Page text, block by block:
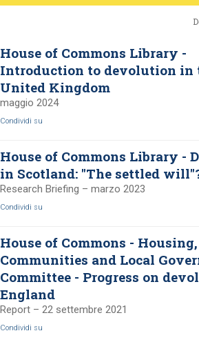
House of Commons Library -
Introduction to devolution in
United Kingdom
maggio 2024
Condividi su
House of Commons Library -
in Scotland: "The settled
Research Briefing – marzo 2023
Condividi su
House of Commons - Housing,
Communities and Local
Committee - Progress on
England
Report – 22 settembre 2021
Condividi su